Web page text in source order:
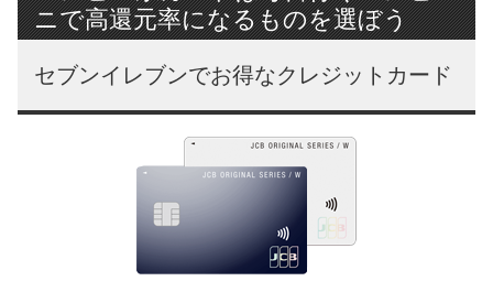
ニで高還元率になるものを選ぼう
セブンイレブンでお得なクレジットカード